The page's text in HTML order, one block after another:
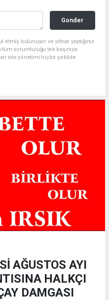
Gonder
etmiş bulunuyor ve siteye yaptığınız
sorumluluğu tek başınıza
site yönetimi hiçbir şekilde
AĞUSTOS AYI
HALKÇI
DAMGASI